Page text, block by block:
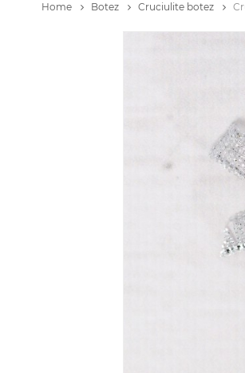
Home Botez Cruciulite botez